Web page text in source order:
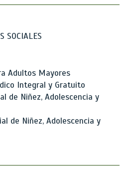
SOCIALES
Adultos Mayores
Integral y Gratuito
de Niñez, Adolescencia y
de Niñez, Adolescencia y